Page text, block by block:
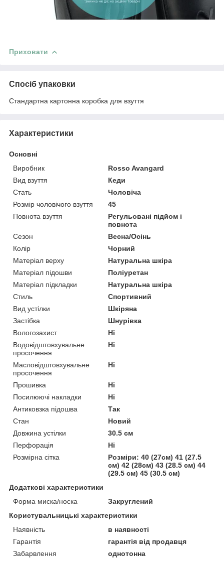
Приховати
Спосіб упаковки
Стандартна картонна коробка для взуття
Характеристики
Основні
Виробник
Rosso Avangard
Вид взуття
Кеди
Стать
Чоловіча
Розмір чоловічого взуття
45
Повнота взуття
Регульовані підйом і
повнота
Сезон
Весна/Осінь
Колір
Чорний
Матеріал верху
Натуральна шкіра
Матеріал підошви
Поліуретан
Матеріал підкладки
Натуральна шкіра
Стиль
Спортивний
Вид устілки
Шкіряна
Застібка
Шнурівка
Вологозахист
Ні
Водовідштовхувальне
просочення
Ні
Масловідштовхувальне
просочення
Ні
Прошивка
Ні
Посилюючі накладки
Ні
Антиковзка підошва
Так
Стан
Новий
Довжина устілки
30.5 см
Перфорація
Ні
Розмірна сітка
Розміри: 40 (27см) 41 (27.5
см) 42 (28см) 43 (28.5 см) 44
(29.5 см) 45 (30.5 см)
Додаткові характеристики
Форма миска/носка
Закруглений
Користувальницькі характеристики
Наявність
в наявності
Гарантія
гарантія від продавця
Забарвлення
однотонна